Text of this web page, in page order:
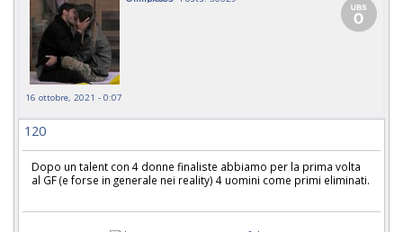
16 ottobre, 2021 - 0:07
120
Dopo un talent con 4 donne finaliste abbiamo per la prima volta
al GF (e forse in generale nei reality) 4 uomini come primi eliminati.